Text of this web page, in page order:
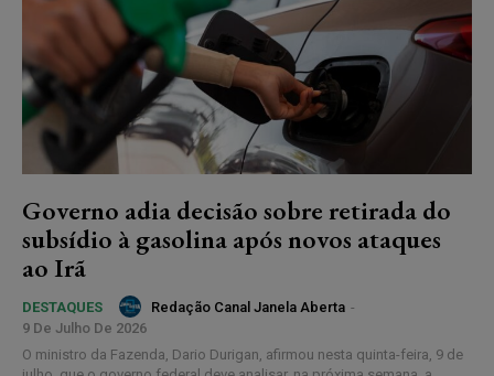
Governo adia decisão sobre retirada do
subsídio à gasolina após novos ataques
ao Irã
DESTAQUES Redação Canal Janela Aberta -
9 De Julho De 2026
O ministro da Fazenda, Dario Durigan, afirmou nesta quinta-feira, 9 de